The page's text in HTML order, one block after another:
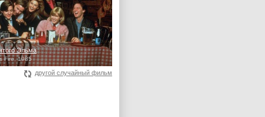
Эльма
Fire, 1985
другой случайный фильм